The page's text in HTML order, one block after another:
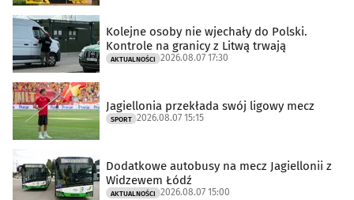
Kolejne osoby nie wjechały do Polski.
Kontrole na granicy z Litwą trwają
AKTUALNOŚCI 2026.08.07 17:30
Jagiellonia przekłada swój ligowy mecz
SPORT 2026.08.07 15:15
Dodatkowe autobusy na mecz Jagiellonii z
Widzewem Łódź
AKTUALNOŚCI 2026.08.07 15:00